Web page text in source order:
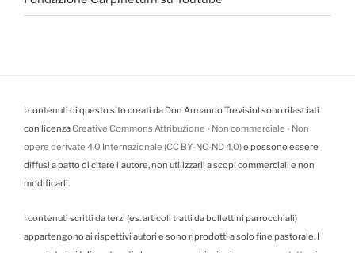
I contenuti di questo sito creati da Don Armando Trevisiol sono rilasciati
con licenzaCreative Commons Attribuzione - Non commerciale - Non
opere derivate 4.0 Internazionale (CC BY-NC-ND 4.0)e possono essere
diffusi a patto di citare l'autore, non utilizzarli a scopi commerciali e non
modificarli.
I contenuti scritti da terzi (es. articoli tratti da bollettini parrocchiali)
appartengono ai rispettivi autori e sono riprodotti a solo fine pastorale. I